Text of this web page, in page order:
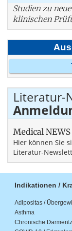
Studien zu
klinischen
Literatur-
Medical
Hier können Sie
Literatur-
Indikationen /
Adipositas /
Asthma
Chronische